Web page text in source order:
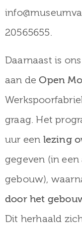
20565655.
Daarnaast is
aan deOpen
graag. Het
uur een lezing
gegeven (in
gebouw),
door het
Dit herhaald